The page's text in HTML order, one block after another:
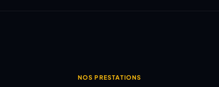
NOS PRESTATIONS